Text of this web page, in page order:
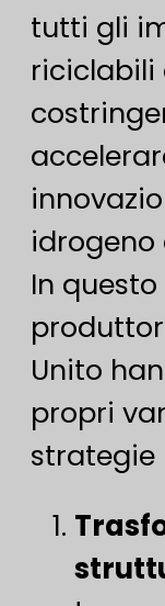
tutti gli
riciclabili
idrogeno
In
Unito
propri
strategie